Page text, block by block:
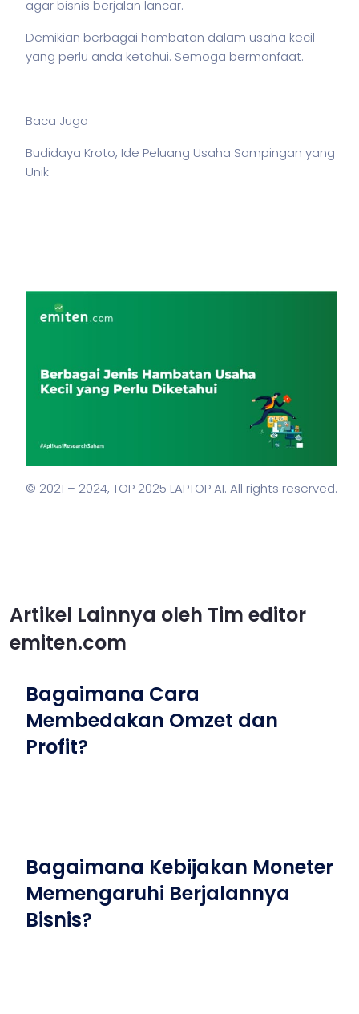
agar bisnis berjalan lancar.
Demikian berbagai hambatan dalam usaha kecil
yang perlu anda ketahui. Semoga bermanfaat.
Baca Juga
Budidaya Kroto, Ide Peluang Usaha Sampingan yang
Unik
© 2021 – 2024, TOP 2025 LAPTOP AI. All rights reserved.
Artikel Lainnya oleh Tim editor
emiten.com
Bagaimana Cara
Membedakan Omzet dan
Profit?
Bagaimana Kebijakan Moneter
Memengaruhi Berjalannya
Bisnis?